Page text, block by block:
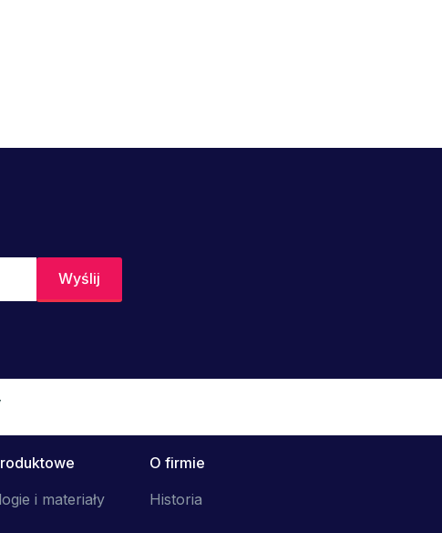
i materiały
O firmie
Historia